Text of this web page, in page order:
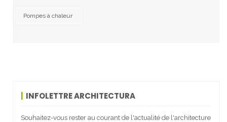
Pompes à chaleur
INFOLETTRE ARCHITECTURA
Souhaitez-vous rester au courant de l'actualité de l'architecture